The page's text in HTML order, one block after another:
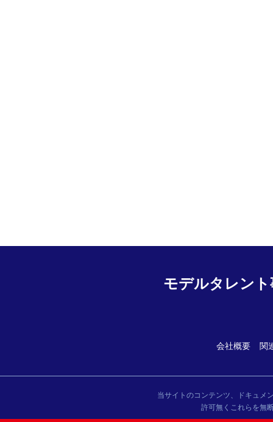
モデルタレン
会社概要 関
当サイトのコンテンツ、ドキュメ
許可無くこれらを無